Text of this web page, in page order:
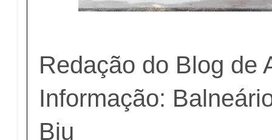
Redação do Blog de
Informação:
Biu